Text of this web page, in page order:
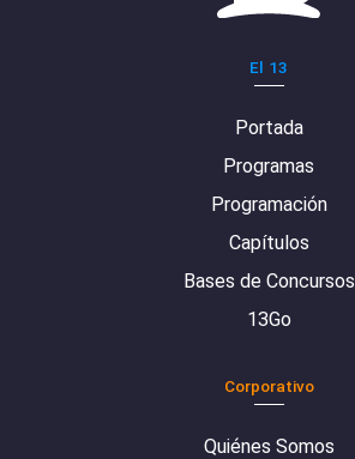
El 13
Portada
Programas
Programación
Capítulos
Bases de Concursos
13Go
Corporativo
Quiénes Somos